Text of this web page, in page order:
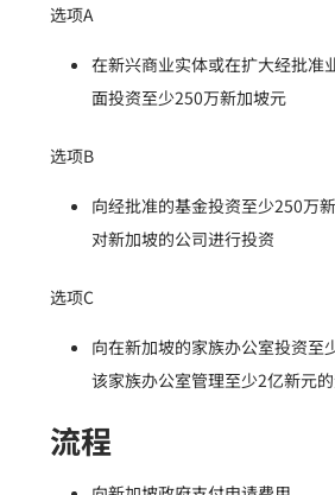
选项A
在新兴商业实体或在扩大经批准
面投资至少250万新加坡元
选项B
向经批准的基金投资至少250万
对新加坡的公司进行投资
选项C
向在新加坡的家族办公室投资至
该家族办公室管理至少2亿新元
流程